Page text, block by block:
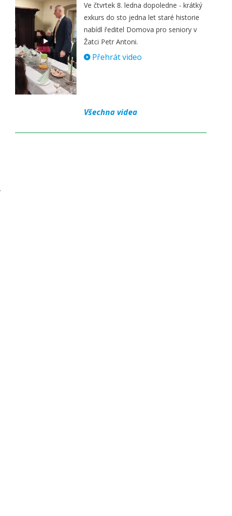
Ve čtvrtek 8. ledna dopoledne - krátký
exkurs do sto jedna let staré historie
nabídl ředitel Domova pro seniory v
Žatci Petr Antoni.
Přehrát video
Všechna videa